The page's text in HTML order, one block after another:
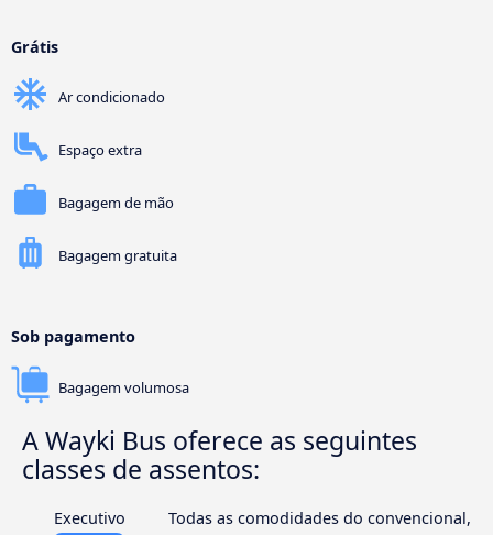
Grátis
Ar condicionado
Espaço extra
Bagagem de mão
Bagagem gratuita
Sob pagamento
Bagagem volumosa
A Wayki Bus oferece as seguintes
classes de assentos:
Executivo
Todas as comodidades do convencional,